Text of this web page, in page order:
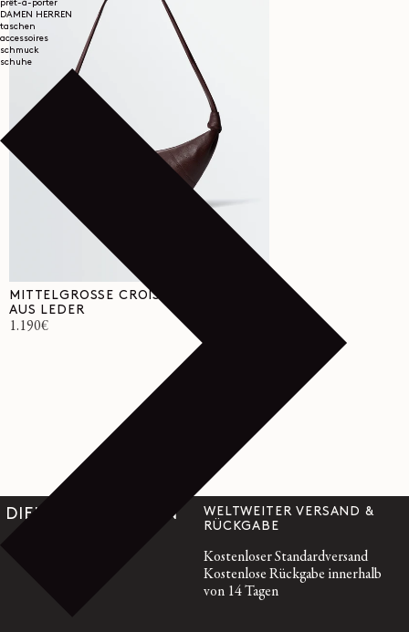
prêt-à-porter
DAMEN
HERREN
taschen
accessoires
schmuck
schuhe
MITTELGROSSE CROISSANT TASCHE
AUS LEDER
Normaler
1.190€
DIENSTLEISTUNGEN
WELTWEITER VERSAND &
RÜCKGABE
Kostenloser Standardversand
Kostenlose Rückgabe innerhalb
von 14 Tagen